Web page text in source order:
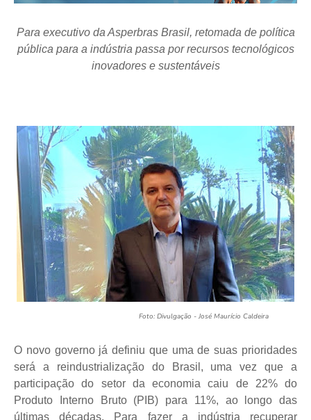
Para executivo da Asperbras Brasil, retomada de política
pública para a indústria passa por recursos tecnológicos
inovadores e sustentáveis
Foto: Divulgação - José Maurício Caldeira
O novo governo já definiu que uma de suas prioridades
será a reindustrialização do Brasil, uma vez que a
participação do setor da economia caiu de 22% do
Produto Interno Bruto (PIB) para 11%, ao longo das
últimas décadas. Para fazer a indústria recuperar